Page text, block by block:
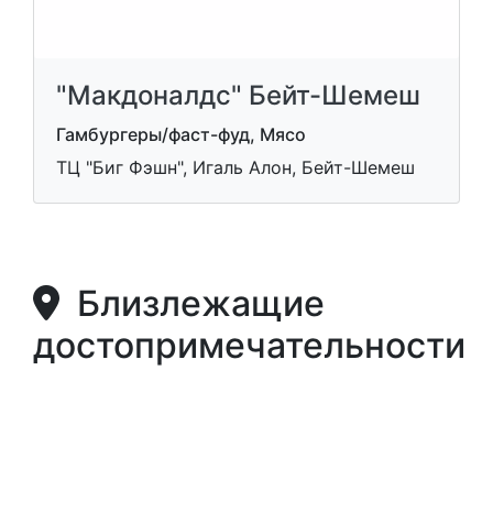
"Макдоналдс" Бейт-Шемеш
Гамбургеры/фаст-фуд, Мясо
ТЦ "Биг Фэшн", Игаль Алон, Бейт-Шемеш
Близлежащие
достопримечательности